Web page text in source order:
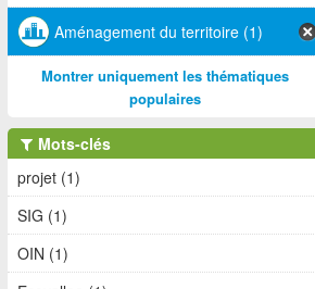
Aménagement du territoire (1)
Montrer uniquement les thématiques
populaires
Mots-clés
projet (1)
SIG (1)
OIN (1)